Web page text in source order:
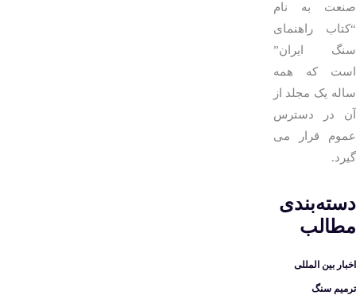
صنعت به نام
“کتاب راهنمای
سنگ ایران”
است که همه
ساله یک مجلد از
آن در دسترس
عموم قرار می
گیرد.
دسته‌بندی
مطالب
اخبار بین المللی
ترمیم سنگ